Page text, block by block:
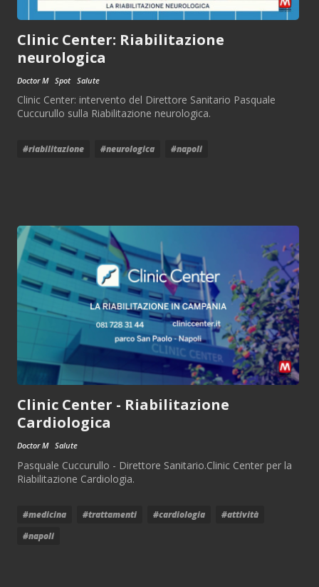
Clinic Center: Riabilitazione
neurologica
Doctor M Spot Salute
Clinic Center: intervento del Direttore Sanitario Pasquale
Cuccurullo sulla Riabilitazione neurologica.
#riabilitazione #neurologica #napoli
Clinic Center - Riabilitazione
Cardiologica
Doctor M Salute
Pasquale Cuccurullo - Direttore Sanitario.Clinic Center per la
Riabilitazione Cardiologia.
#medicina #trattamenti #cardiologia
#attività
#napoli